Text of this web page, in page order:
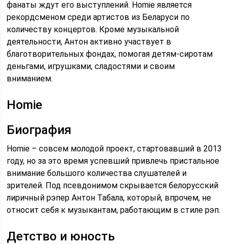
фанаты ждут его выступлений. Homie является
рекордсменом среди артистов из Беларуси по
количеству концертов. Кроме музыкальной
деятельности, Антон активно участвует в
благотворительных фондах, помогая детям-сиротам
деньгами, игрушками, сладостями и своим
вниманием.
Homie
Биография
Homie – совсем молодой проект, стартовавший в 2013
году, но за это время успевший привлечь пристальное
внимание большого количества слушателей и
зрителей. Под псевдонимом скрывается белорусский
лиричный рэпер Антон Табала, который, впрочем, не
относит себя к музыкантам, работающим в стиле рэп.
Детство и юность